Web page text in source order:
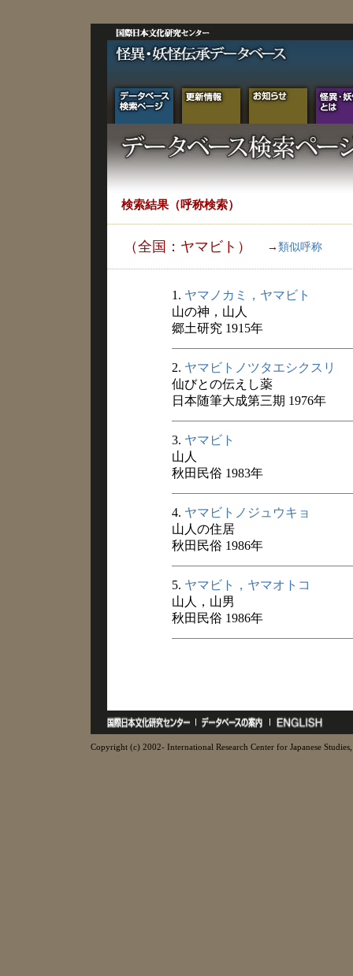
検索結果（呼称検索）
（全国：ヤマビト） → 類似呼称
1. ヤマノカミ，ヤマビト
山の神，山人
郷土研究 1915年
2. ヤマビトノツタエシクスリ
仙びとの伝えし薬
日本随筆大成第三期 1976年
3. ヤマビト
山人
秋田民俗 1983年
4. ヤマビトノジュウキョ
山人の住居
秋田民俗 1986年
5. ヤマビト，ヤマオトコ
山人，山男
秋田民俗 1986年
Copyright (c) 2002- International Research Center for Japanese